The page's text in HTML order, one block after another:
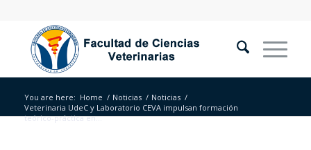
You are here: Home / Noticias / Noticias /
Veterinaria UdeC y Laboratorio CEVA impulsan formación
teórico-práctica en...